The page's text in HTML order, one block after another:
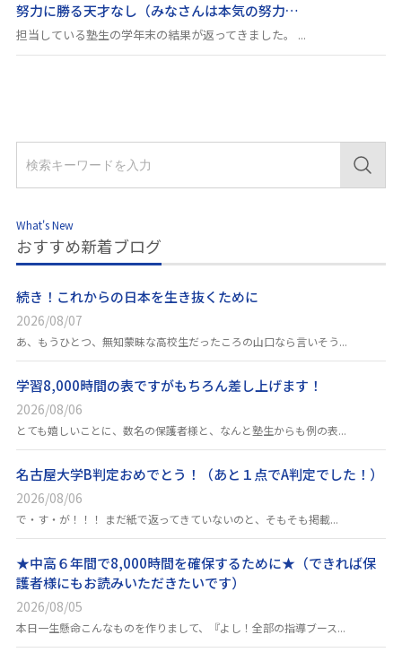
努力に勝る天才なし（みなさんは本気の努力…
担当している塾生の学年末の結果が返ってきました。 ...
What's New
おすすめ新着ブログ
続き！これからの日本を生き抜くために
2026/08/07
あ、もうひとつ、無知蒙昧な高校生だったころの山口なら言いそう...
学習8,000時間の表ですがもちろん差し上げます！
2026/08/06
とても嬉しいことに、数名の保護者様と、なんと塾生からも例の表...
名古屋大学B判定おめでとう！（あと１点でA判定でした！）
2026/08/06
で・す・が！！！ まだ紙で返ってきていないのと、そもそも掲載...
★中高６年間で8,000時間を確保するために★（できれば保
護者様にもお読みいただきたいです）
2026/08/05
本日一生懸命こんなものを作りまして、『よし！全部の指導ブース...